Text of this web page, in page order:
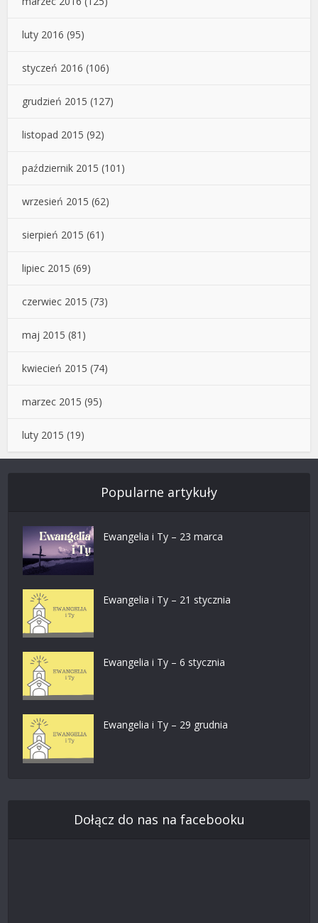
luty 2016 (95)
styczeń 2016 (106)
grudzień 2015 (127)
listopad 2015 (92)
październik 2015 (101)
wrzesień 2015 (62)
sierpień 2015 (61)
lipiec 2015 (69)
czerwiec 2015 (73)
maj 2015 (81)
kwiecień 2015 (74)
marzec 2015 (95)
luty 2015 (19)
Popularne artykuły
Ewangelia i Ty – 23 marca
Ewangelia i Ty – 21 stycznia
Ewangelia i Ty – 6 stycznia
Ewangelia i Ty – 29 grudnia
Dołącz do nas na facebooku